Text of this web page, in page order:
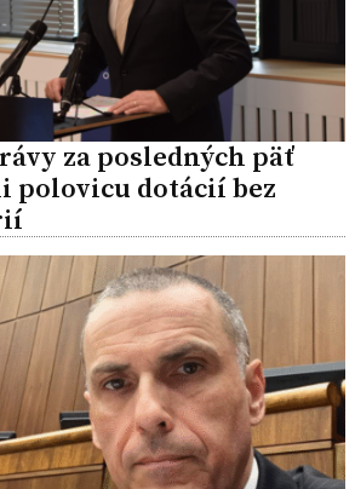
za posledných päť
dotácií bez